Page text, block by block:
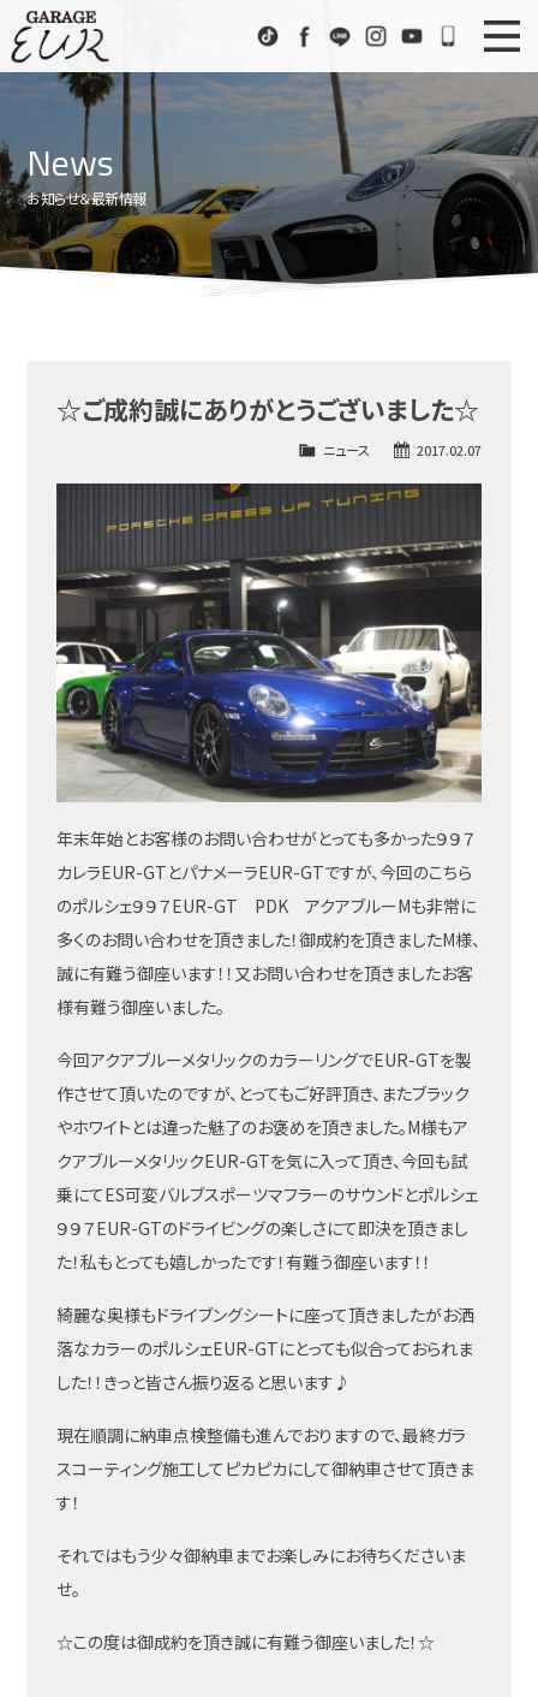
TikTokFacebook
LINE InstagramYoutube072-
ニュース
Stock List
在庫車情報
EUR Sports
EURスポーツ
アクセス
News
お知らせ＆最新情報
☆ご成約誠にありがとうございました☆
2017.02.07
ニュース
年末年始とお客様のお問い合わせがとっても多かった９９７
カレラEUR-GTとパナメーラEUR-GTですが、今回のこちら
のポルシェ９９７EUR-GT PDK アクアブルーMも非常に
多くのお問い合わせを頂きました！御成約を頂きましたM様、
誠に有難う御座います！！又お問い合わせを頂きましたお客
様有難う御座いました。
今回アクアブルーメタリックのカラーリングでEUR-GTを製
作させて頂いたのですが、とってもご好評頂き、またブラック
やホワイトとは違った魅了のお褒めを頂きました。M様もア
クアブルーメタリックEUR-GTを気に入って頂き、今回も試
乗にてES可変バルブスポーツマフラーのサウンドとポルシェ
９９７EUR-GTのドライビングの楽しさにて即決を頂きまし
た！私もとっても嬉しかったです！有難う御座います！！
綺麗な奥様もドライブングシートに座って頂きましたがお洒
落なカラーのポルシェEUR-GTにとっても似合っておられま
した！！きっと皆さん振り返ると思います♪
現在順調に納車点検整備も進んでおりますので、最終ガラ
スコーティング施工してピカピカにして御納車させて頂きま
す！
それではもう少々御納車までお楽しみにお待ちくださいま
せ。
☆この度は御成約を頂き誠に有難う御座いました！☆